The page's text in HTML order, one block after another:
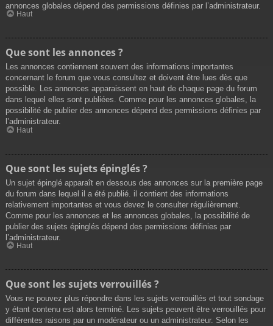
annonces globales dépend des permissions définies par l’administrateur.
Haut
Que sont les annonces ?
Les annonces contiennent souvent des informations importantes
concernant le forum que vous consultez et doivent être lues dès que
possible. Les annonces apparaissent en haut de chaque page du forum
dans lequel elles sont publiées. Comme pour les annonces globales, la
possibilité de publier des annonces dépend des permissions définies par
l’administrateur.
Haut
Que sont les sujets épinglés ?
Un sujet épinglé apparaît en dessous des annonces sur la première page
du forum dans lequel il a été publié. il contient des informations
relativement importantes et vous devez le consulter régulièrement.
Comme pour les annonces et les annonces globales, la possibilité de
publier des sujets épinglés dépend des permissions définies par
l’administrateur.
Haut
Que sont les sujets verrouillés ?
Vous ne pouvez plus répondre dans les sujets verrouillés et tout sondage
y étant contenu est alors terminé. Les sujets peuvent être verrouillés pour
différentes raisons par un modérateur ou un administrateur. Selon les